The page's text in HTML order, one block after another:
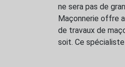
ne sera pas de
Maçonnerie offre
de travaux de
soit. Ce